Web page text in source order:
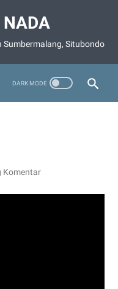
NADA
Sumbermalang, Situbondo
Komentar